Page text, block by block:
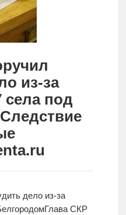
из-за
села под
дело из-за
Глава СКР